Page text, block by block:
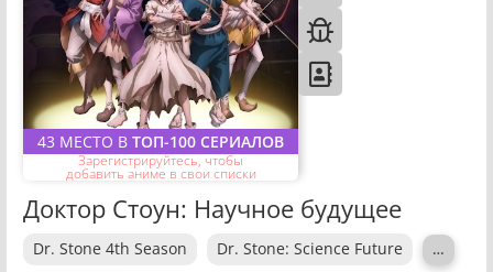
43 МЕСТО В ТОП-100 СЕРИАЛОВ
Зарегистрируйтесь, чтобы
добавить аниме в свои списки
Доктор Стоун: Научное будущее
Dr. Stone 4th Season Dr. Stone: Science Future …